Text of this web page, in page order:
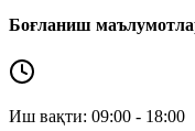
Боғланиш
Иш вақти: 09:00 - 18:00